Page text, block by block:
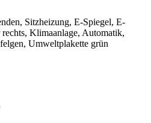
Sitzheizung, E-Spiegel, E-
Klimaanlage, Automatik,
Umweltplakette grün